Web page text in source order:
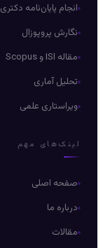
انجام پایان‌نامه دکتری
نگارش پروپوزال
مقاله ISI و Scopus
تحلیل آماری
ویراستاری علمی
لینک‌های مهم
صفحه اصلی
درباره ما
مقالات